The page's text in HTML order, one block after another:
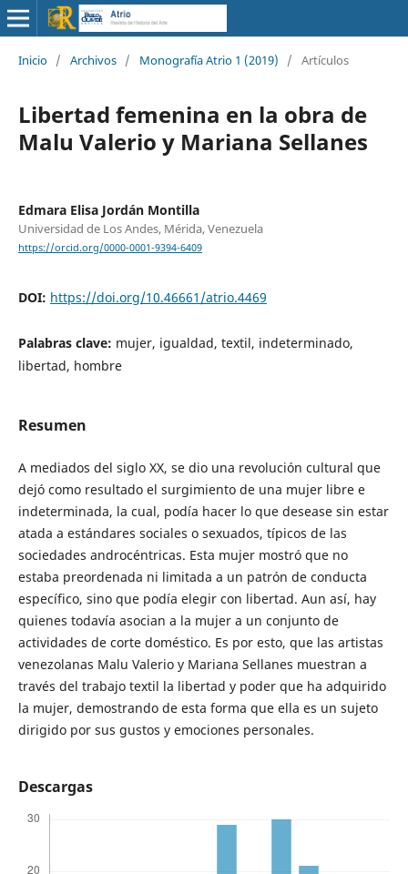
Inicio / Archivos / Monografía Atrio 1 (2019) / Artículos
Libertad femenina en la obra de
Malu Valerio y Mariana Sellanes
Edmara Elisa Jordán Montilla
Universidad de Los Andes, Mérida, Venezuela
https://orcid.org/0000-0001-9394-6409
DOI: https://doi.org/10.46661/atrio.4469
Palabras clave: mujer, igualdad, textil, indeterminado,
libertad, hombre
Resumen
A mediados del siglo XX, se dio una revolución cultural que
dejó como resultado el surgimiento de una mujer libre e
indeterminada, la cual, podía hacer lo que desease sin estar
atada a estándares sociales o sexuados, típicos de las
sociedades androcéntricas. Esta mujer mostró que no
estaba preordenada ni limitada a un patrón de conducta
específico, sino que podía elegir con libertad. Aun así, hay
quienes todavía asocian a la mujer a un conjunto de
actividades de corte doméstico. Es por esto, que las artistas
venezolanas Malu Valerio y Mariana Sellanes muestran a
través del trabajo textil la libertad y poder que ha adquirido
la mujer, demostrando de esta forma que ella es un sujeto
dirigido por sus gustos y emociones personales.
Descargas